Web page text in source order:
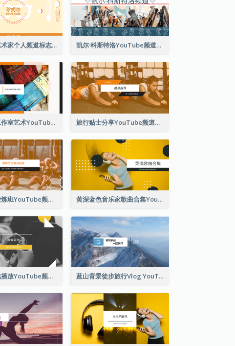
可爱风格艺术家个人频道标志Youtube频道图片 凯尔·科斯特洛YouTube频道图片
艺术教程工作室艺术YouTube频道图片 旅行贴士分享YouTube频道图片
健身教练锻炼班YouTube频道图片 黄深蓝色音乐家歌曲合集YouTube频道图片
黄单色游戏播放YouTube频道图片 蓝山背景徒步旅行Vlog YouTube频道图片